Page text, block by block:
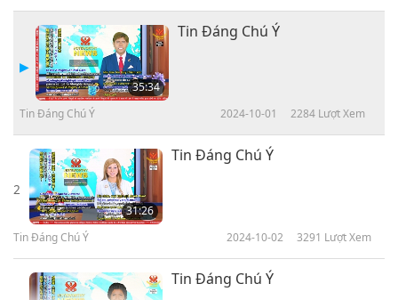
35:34
Tin Đáng Chú Ý
Tin Đáng Chú Ý 2024-10-01 2284 Lượt Xem
2
31:26
Tin Đáng Chú Ý
Tin Đáng Chú Ý 2024-10-02 3291 Lượt Xem
Tin Đáng Chú Ý